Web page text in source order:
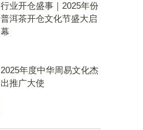
行业开仓盛事｜2025年份
普洱茶开仓文化节盛大启
幕
2025年度中华周易文化杰
出推广大使